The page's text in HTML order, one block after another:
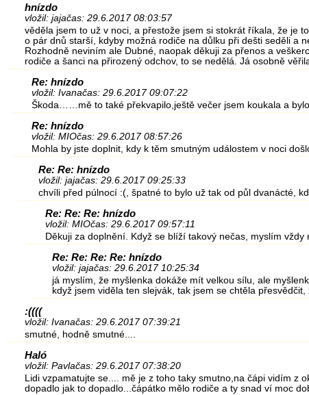
hnízdo
vložil: jajačas: 29.6.2017 08:03:57
věděla jsem to už v noci, a přestože jsem si stokrát říkala, že je
o pár dnů starší, kdyby možná rodiče na důlku při dešti seděli a
Rozhodně neviním ale Dubné, naopak děkuji za přenos a
rodiče a šanci na přirozený odchov, to se nedělá. Já osobně
Re: hnízdo
vložil: Ivanačas: 29.6.2017 09:07:22
Škoda……mě to také překvapilo,ještě večer jsem koukala a bylo
Re: hnízdo
vložil: MIOčas: 29.6.2017 08:57:26
Mohla by jste doplnit, kdy k těm smutným událostem v noci
Re: Re: hnízdo
vložil: jajačas: 29.6.2017 09:25:33
chvíli před púlnocí :(, špatné to bylo už tak od půl dvanácté,
Re: Re: Re: hnízdo
vložil: MIOčas: 29.6.2017 09:57:11
Děkuji za doplnění. Když se blíží takový nečas, myslím
Re: Re: Re: Re: hnízdo
vložil: jajačas: 29.6.2017 10:25:34
já myslím, že myšlenka dokáže mít velkou sílu, ale
když jsem viděla ten slejvák, tak jsem se chtěla
:((((
vložil: Ivanačas: 29.6.2017 07:39:21
smutné, hodně smutné....
Haló
vložil: Pavlačas: 29.6.2017 07:38:20
Lidi vzpamatujte se.... mě je z toho taky smutno,na čápi vidím
dopadlo jak to dopadlo...čápátko mělo rodiče a ty snad ví moc